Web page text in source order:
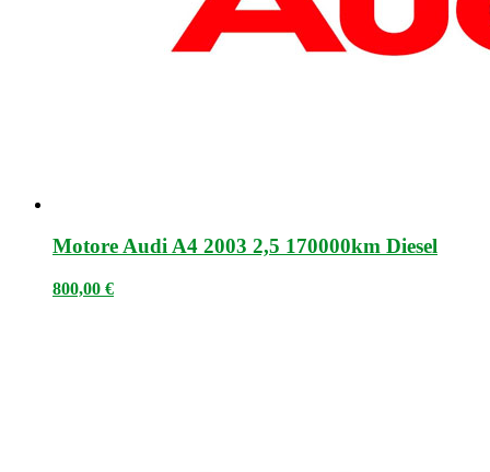
Motore Audi A4 2003 2,5 170000km Diesel
800,00 €